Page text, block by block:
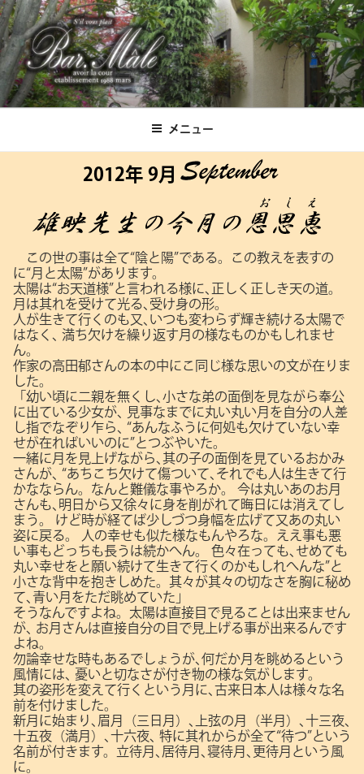
コ
ン
テ
ン
ツ
へBar.Male メニュー
2012年 9月
この世の事は全て“陰と陽”である。この教えを表すの
に“月と太陽”があります。
太陽は“お天道様”と言われる様に､正しく正しき天の道。
月は其れを受けて光る､受け身の形。
人が生きて行くのも又､いつも変わらず輝き続ける太陽で
はなく､
満ち欠けを繰り返す月の様なものかもしれませ
ん。
作家の高田郁さんの本の中にこ同じ様な思いの文が在りま
した。
「幼い頃に二親を無くし､小さな弟の面倒を見ながら奉公
に出ている少女が､
見事なまでに丸い丸い月を自分の人差
し指でなぞり乍ら､
“あんなふうに何処も欠けていない幸
せが在ればいいのに”とつぶやいた。
一緒に月を見上げながら､其の子の面倒を見ているおかみ
さんが､
“あちこち欠けて傷ついて､それでも人は生きて行
かなならん。なんと難儀な事やろか。
今は丸いあのお月
さんも､明日から又徐々に身を削がれて晦日には消えてし
まう。
けど時が経てば少しづつ身幅を広げて又あの丸い
姿に戻る。
人の幸せも似た様なもんやろな。ええ事も悪
い事もどっちも長うは続かへん。
色々在っても､せめても
丸い幸せをと願い続けて生きて行くのかもしれへんな”と
小さな背中を抱きしめた。其々が其々の切なさを胸に秘め
て､青い月をただ眺めていた」
そうなんですよね。太陽は直接目で見ることは出来ません
が､
お月さんは直接自分の目で見上げる事が出来るんです
よね。
勿論幸せな時もあるでしょうが､何だか月を眺めるという
風情には､
憂いと切なさが付き物の様な気がします。
其の姿形を変えて行くという月に､古来日本人は様々な名
前を付けました。
新月に始まり､眉月（三日月）､上弦の月（半月）､十三夜､
十五夜（満月）､十六夜､
特に其れからが全て“待つ”という
名前が付きます。立待月､居待月､寝待月､更待月という風
に。